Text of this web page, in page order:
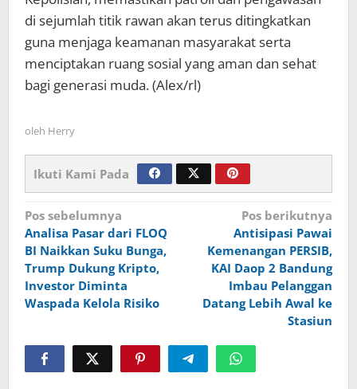
di sejumlah titik rawan akan terus ditingkatkan
guna menjaga keamanan masyarakat serta
menciptakan ruang sosial yang aman dan sehat
bagi generasi muda. (Alex/rl)
oleh Herry
Ikuti Kami Pada
Navigasi
pos
Pos sebelumnya
Analisa Pasar dari FLOQ
BI Naikkan Suku Bunga,
Trump Dukung Kripto,
Investor Diminta
Waspada Kelola Risiko
Pos berikutnya
Antisipasi Pawai
Kemenangan PERSIB,
KAI Daop 2 Bandung
Imbau Pelanggan
Datang Lebih Awal ke
Stasiun